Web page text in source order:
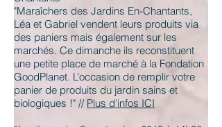
"Maraîchers des Jardins En-Chantants,
Léa et Gabriel vendent leurs produits via
des paniers mais également sur les
marchés. Ce dimanche ils reconstituent
une petite place de marché à la Fondation
GoodPlanet. L’occasion de remplir votre
panier de produits du jardin sains et
biologiques !" // Plus d'infos ICI